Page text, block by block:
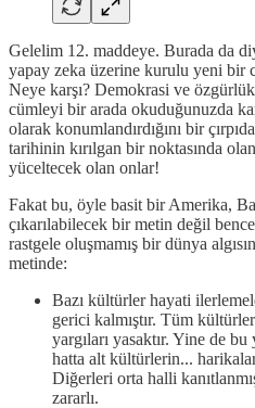
Gelelim 12. maddeye. Burada da
yapay zeka üzerine kurulu yeni bir
Neye karşı? Demokrasi ve
cümleyi bir arada okuduğunuzda
olarak konumlandırdığını bir
tarihinin kırılgan bir noktasında
yüceltecek olan onlar!
Fakat bu, öyle basit bir Amerika,
çıkarılabilecek bir metin değil
rastgele oluşmamış bir dünya
metinde:
Bazı kültürler hayati
gerici kalmıştır. Tüm
yargıları yasaktır. Yine de
hatta alt kültürlerin...
Diğerleri orta halli
zararlı.